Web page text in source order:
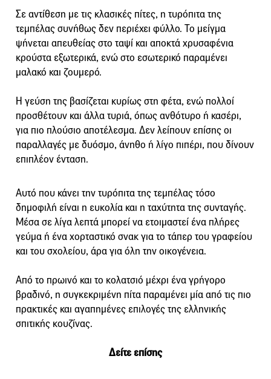
Σε αντίθεση με τις κλασικές πίτες, η τυρόπιτα της
τεμπέλας συνήθως δεν περιέχει φύλλο. Το μείγμα
ψήνεται απευθείας στο ταψί και αποκτά χρυσαφένια
κρούστα εξωτερικά, ενώ στο εσωτερικό παραμένει
μαλακό και ζουμερό.
Η γεύση της βασίζεται κυρίως στη φέτα, ενώ πολλοί
προσθέτουν και άλλα τυριά, όπως ανθότυρο ή κασέρι,
για πιο πλούσιο αποτέλεσμα. Δεν λείπουν επίσης οι
παραλλαγές με δυόσμο, άνηθο ή λίγο πιπέρι, που δίνουν
επιπλέον ένταση.
Αυτό που κάνει την τυρόπιτα της τεμπέλας τόσο
δημοφιλή είναι η ευκολία και η ταχύτητα της συνταγής.
Μέσα σε λίγα λεπτά μπορεί να ετοιμαστεί ένα πλήρες
γεύμα ή ένα χορταστικό σνακ για το τάπερ του γραφείου
και του σχολείου, άρα για όλη την οικογένεια.
Από το πρωινό και το κολατσιό μέχρι ένα γρήγορο
βραδινό, η συγκεκριμένη πίτα παραμένει μία από τις πιο
πρακτικές και αγαπημένες επιλογές της ελληνικής
σπιτικής κουζίνας.
Δείτε επίσης